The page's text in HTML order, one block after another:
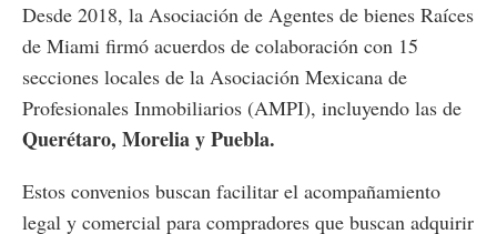
Desde 2018, la Asociación de Agentes de bienes Raíces
de Miami firmó acuerdos de colaboración con 15
secciones locales de la Asociación Mexicana de
Profesionales Inmobiliarios (AMPI), incluyendo las de
Querétaro, Morelia y Puebla​.
Estos convenios buscan facilitar el acompañamiento
legal y comercial para compradores que buscan adquirir